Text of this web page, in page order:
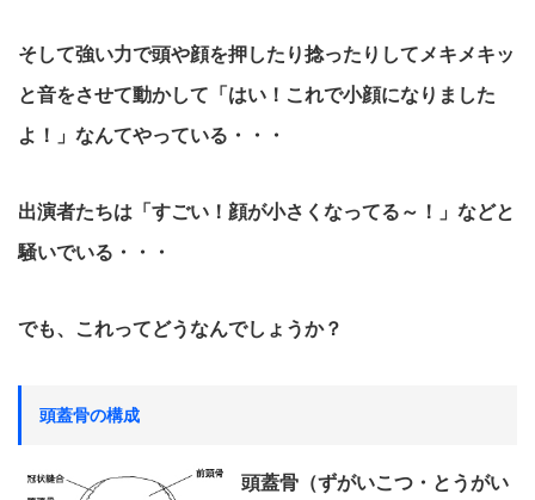
そして強い力で頭や顔を押したり捻ったりしてメキメキッ
と音をさせて動かして「はい！これで小顔になりました
よ！」なんてやっている・・・
出演者たちは「すごい！顔が小さくなってる～！」などと
騒いでいる・・・
でも、これってどうなんでしょうか？
頭蓋骨の構成
頭蓋骨（ずがいこつ・とうがい